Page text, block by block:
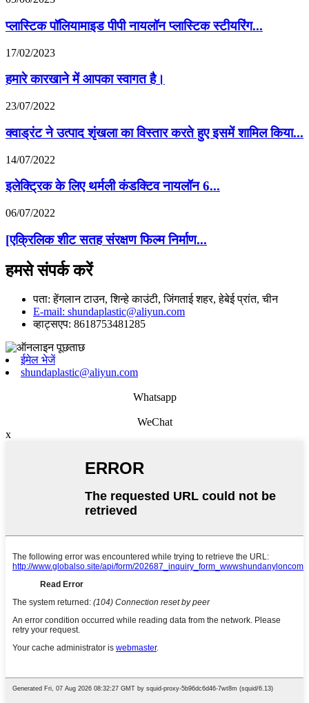
प्लास्टिक पॉलियामाइड पीपी नायलॉन प्लास्टिक स्टीयरिंग...
17/02/2023
हमारे कारखाने में आपका स्वागत है।
23/07/2022
क्वाड्रंट ने उत्पाद शृंखला का विस्तार करते हुए इसमें शामिल किया...
14/07/2022
इलेक्ट्रिक के लिए थर्मली कंडक्टिव नायलॉन 6...
06/07/2022
[एक्रिलिक शीट सतह संरक्षण फिल्म निर्माण...
हमसे संपर्क करें
पता: हेंगलान टाउन, शिन्हे काउंटी, जिंगताई शहर, हेबेई प्रांत, चीन
E-mail: shundaplastic@aliyun.com
व्हाट्सएप: 8618753481285
ईमेल भेजें
shundaplastic@aliyun.com
Whatsapp
WeChat
x